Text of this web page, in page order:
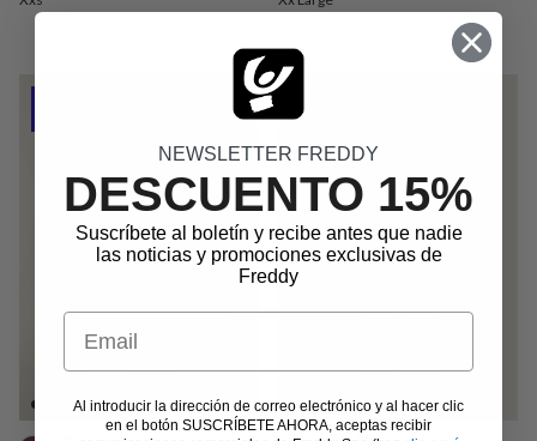
NEWSLETTER FREDDY
DESCUENTO 15%
Suscríbete al boletín y recibe antes que nadie
las noticias y promociones exclusivas de
Freddy
Email
Al introducir la dirección de correo electrónico y al hacer clic
en el botón SUSCRÍBETE AHORA, aceptas recibir